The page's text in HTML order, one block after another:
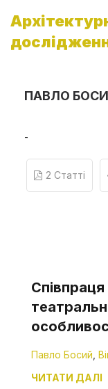
ПАВЛО
-
2 Статті
Співпраця
Павло Босий
ЧИТАТИ ДАЛІ